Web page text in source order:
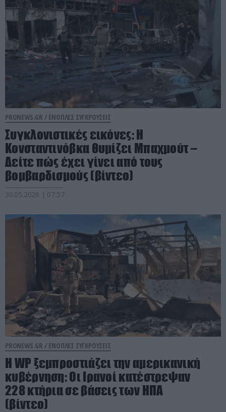
PRONEWS.GR / ΕΝΟΠΛΕΣ ΣΥΓΚΡΟΥΣΕΙΣ
Συγκλονιστικές εικόνες: Η
Κονσταντινόβκα θυμίζει Μπαχμούτ –
Δείτε πώς έχει γίνει από τους
βομβαρδισμούς (βίντεο)
30.05.2026 | 07:57
PRONEWS.GR / ΕΝΟΠΛΕΣ ΣΥΓΚΡΟΥΣΕΙΣ
Η WP ξεμπροστιάζει την αμερικανική
κυβέρνηση: Οι Ιρανοί κατέστρεψαν
228 κτήρια σε βάσεις των ΗΠΑ
(βίντεο)